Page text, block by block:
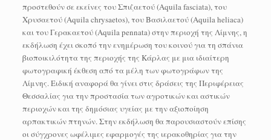
προστεθούν σε εκείνες του Σπιζαετού (Aquila fasciata), του
Χρυσαετού (Aquila chrysaetos), του Βασιλαετού (Aquila heliaca)
και του Γερακαετού (Aquila pennata) στην περιοχή της Λίμνης, η
εκδήλωση έχει σκοπό την ενημέρωση του κοινού για τη σπάνια
βιοποικιλότητα της περιοχής της Κάρλας με μια ιδιαίτερη
φωτογραφική έκθεση από τα μέλη των φωτογράφων της
Λίμνης. Ειδική αναφορά θα γίνει στις δράσεις της Περιφέρειας
Θεσσαλίας για την προστασία των αγροτικών και αστικών
περιοχών και της δημόσιας υγείας με την αξιοποίηση
αρπακτικών πτηνών. Στην εκδήλωση θα παρουσιαστούν επίσης
οι σύγχρονες ωφέλιμες εφαρμογές της ιερακοθηρίας για την